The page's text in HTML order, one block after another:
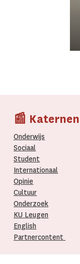
📰 Katernen
Onderwijs
Sociaal
Student
Internationaal­
Opinie
Cultuur
Onderzoek
KU Leugen
English
Partnercontent